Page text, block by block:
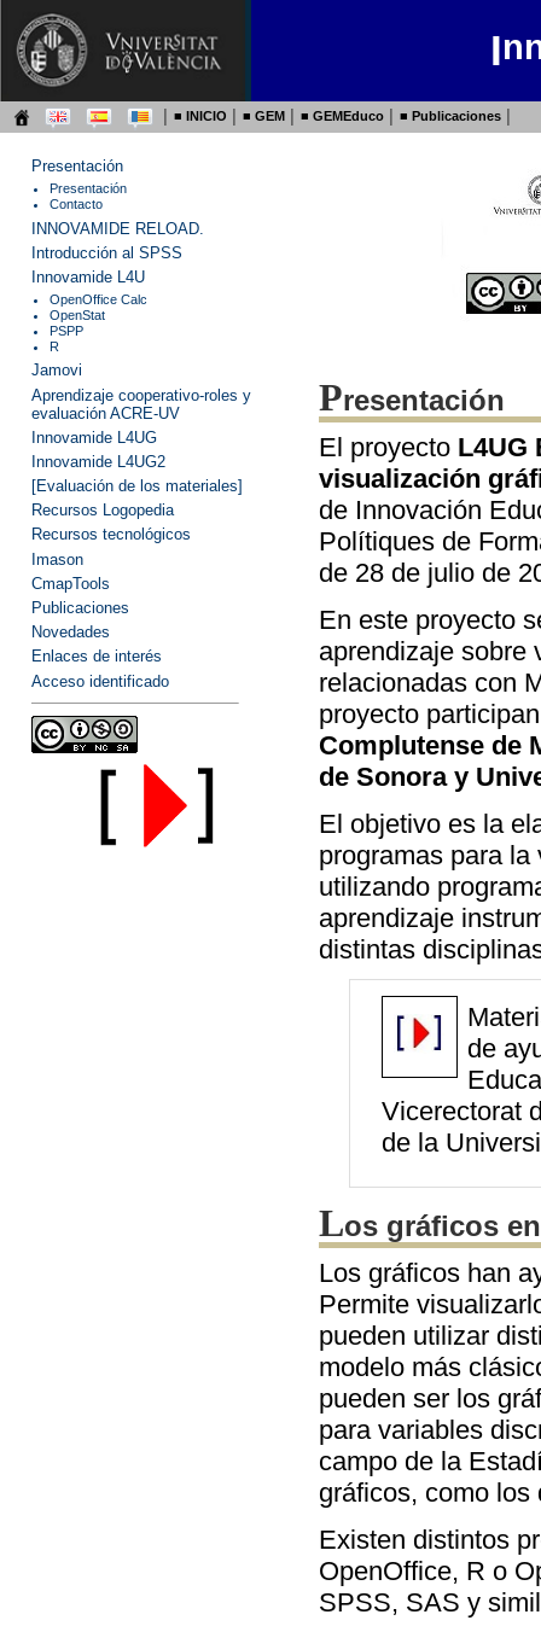
I
│ ■ INICIO │ ■ GEM │ ■ GEMEduco │ ■ Publicaciones
Presentación
Presentación
Contacto
INNOVAMIDE RELOAD.
Introducción al SPSS
Innovamide L4U
OpenOffice Calc
OpenStat
PSPP
R
Jamovi
Aprendizaje cooperativo-roles y
evaluación ACRE-UV
Innovamide L4UG
Innovamide L4UG2
[Evaluación de los materiales]
Recursos Logopedia
Recursos tecnológicos
Imason
CmapTools
Publicaciones
Novedades
Enlaces de interés
Acceso identificado
Presentación
El proyecto L4UG
visualización
de Innovación
Polítiques de
de 28 de julio de
En este proyecto
aprendizaje sobre
relacionadas con
proyecto
Complutense de
de Sonora y
El objetivo es la
programas para
utilizando
aprendizaje
distintas
de
Vicerectorat
de la
Los gráficos
Los gráficos han
Permite
pueden utilizar
modelo más
pueden ser los
para variables
campo de la
gráficos, como los
Existen distintos
OpenOffice, R o
SPSS, SAS y